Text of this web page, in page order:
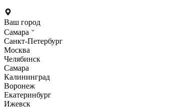
Ваш город
Самара
Санкт-Петербург
Москва
Челябинск
Самара
Калининград
Воронеж
Екатеринбург
Ижевск